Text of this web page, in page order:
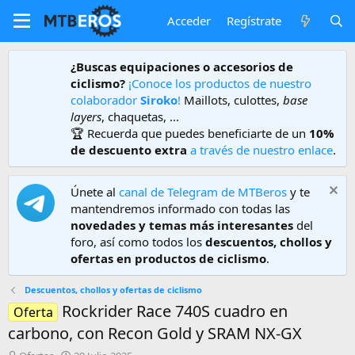
Acceder Regístrate
¿Buscas equipaciones o accesorios de
ciclismo? ¡Conoce los productos de nuestro
colaborador Siroko! Maillots, culottes, base
layers, chaquetas, ...
🏆 Recuerda que puedes beneficiarte de un 10%
de descuento extra a través de nuestro enlace.
Únete al canal de Telegram de MTBeros y te
mantendremos informado con todas las
novedades y temas más interesantes del
foro, así como todos los descuentos, chollos y
ofertas en productos de ciclismo.
Descuentos, chollos y ofertas de ciclismo
Oferta
Rockrider Race 740S cuadro en
carbono, con Recon Gold y SRAM NX-GX